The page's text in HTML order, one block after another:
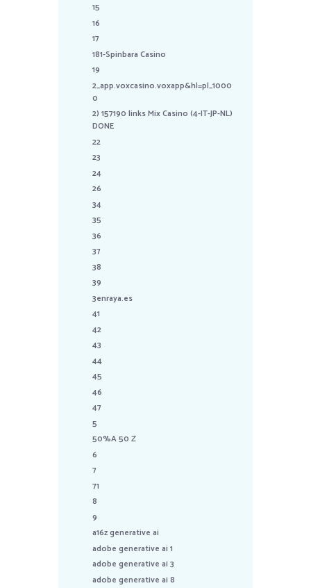
15
16
17
181-Spinbara Casino
19
2_app.voxcasino.voxapp&hl=pl_1000
0
2) 157190 links Mix Casino (4-IT-JP-NL)
DONE
22
23
24
26
34
35
36
37
38
39
3enraya.es
41
42
43
44
45
46
47
5
50%A 50 Z
6
7
71
8
9
a16z generative ai
adobe generative ai 1
adobe generative ai 3
adobe generative ai 8